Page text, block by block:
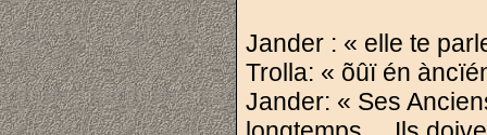
Jander : « elle te
Trolla: « õûï én
Jander: « Ses